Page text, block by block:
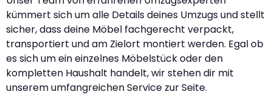
kümmert sich um alle Details deines Umzugs und stellt
sicher, dass deine Möbel fachgerecht verpackt,
transportiert und am Zielort montiert werden. Egal ob
es sich um ein einzelnes Möbelstück oder den
kompletten Haushalt handelt, wir stehen dir mit
unserem umfangreichen Service zur Seite.